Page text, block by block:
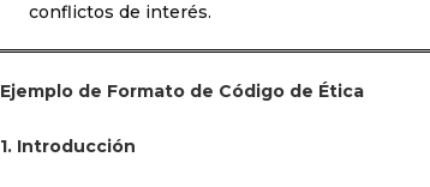
conflictos de interés.
Ejemplo de Formato de Código de Ética
1. Introducción